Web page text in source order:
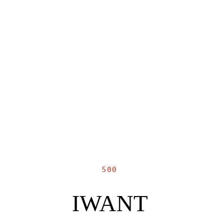
500
IWANT